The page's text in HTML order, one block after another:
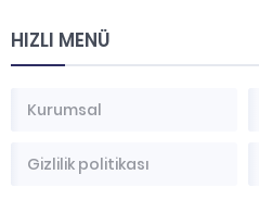
HIZLI MENÜ
Kurumsal
Gizlilik politikası